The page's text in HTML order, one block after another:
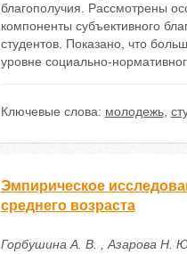
благополучия. Рассмотрены
компоненты субъективного
студентов. Показано, что
уровне социально-
Ключевые слова: молодежь,
Эмпирическое
среднего возраста
Горбушина А. В. , Азарова Н.